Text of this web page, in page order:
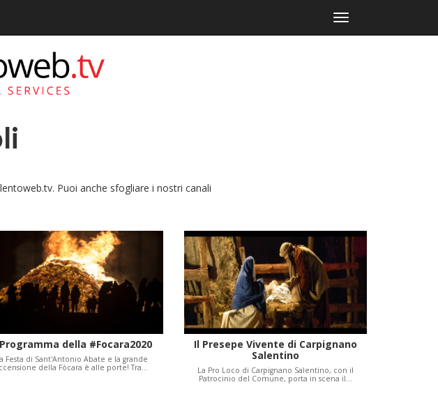
Toggle
navigation
Puoi anche sfogliare i nostri canali
della #Focara2020
Festa di Sant'Antonio Abate e la grande
della Fòcara è alle porte! Tra…
Il Presepe Vivente di Carpignano
Salentino
La Pro Loco di Carpignano Salentino, con il
Patrocinio del Comune, porta in scena il…